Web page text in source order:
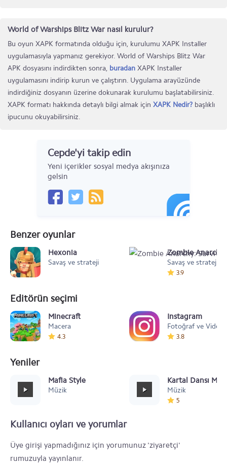
World of Warships Blitz War nasıl kurulur?
Bu oyun XAPK formatında olduğu için, kurulumu XAPK Installer
uygulamasıyla yapmanız gerekiyor. World of Warships Blitz War
APK dosyasını indirdikten sonra, buradan XAPK Installer
uygulamasını indirip kurun ve çalıştırın. Uygulama arayüzünde
indirdiğiniz dosyanın üzerine dokunarak kurulumu başlatabilirsiniz.
XAPK formatı hakkında detaylı bilgi almak için XAPK Nedir? başlıklı
ipucunu okuyabilirsiniz.
Cepde'yi takip edin
Yeni içerikler sosyal medya akışınıza
gelsin
Benzer oyunlar
Hexonia
Savaş ve strateji
Zombie
Savaş ve strateji
3.9
Editörün seçimi
Minecraft
Macera
4.3
Instagram
Fotoğraf ve Video
3.8
Yeniler
Mafia Style
Müzik
Kartal Dansı
Müzik
5
Kullanıcı oyları ve yorumlar
Üye girişi yapmadığınız için yorumunuz 'ziyaretçi'
rumuzuyla yayınlanır.